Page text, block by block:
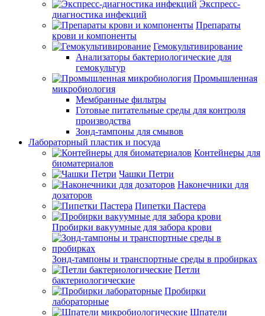
Экспресс-
диагностика инфекций
Препараты
крови и компоненты
Гемокультивирование
Анализаторы бактериологические для
гемокультур
Промышленная
микробиология
Мембранные фильтры
Готовые питательные среды для контроля
производства
Зонд-тампоны для смывов
Лабораторный пластик и посуда
Контейнеры для
биоматериалов
Чашки Петри
Наконечники для
дозаторов
Пипетки Пастера
Пробирки вакуумные для забора крови
Зонд-тампоны и транспортные среды в пробирках
Петли
бактериологические
Пробирки
лабораторные
Шпатели